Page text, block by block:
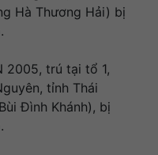
Hà Thương Hải) bị
2005, trú tại tổ 1,
tỉnh Thái
Đình Khánh), bị